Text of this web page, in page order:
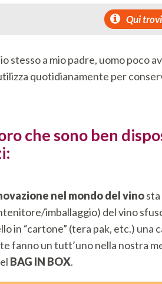
Qui
io stesso a mio padre, uomo poco
quotidianamente per
che sono ben
nel mondo del vino
imballaggio) del vino
in “cartone” (tera pak, etc.)
fanno un tutt’uno nella nostra
BAG IN BOX.